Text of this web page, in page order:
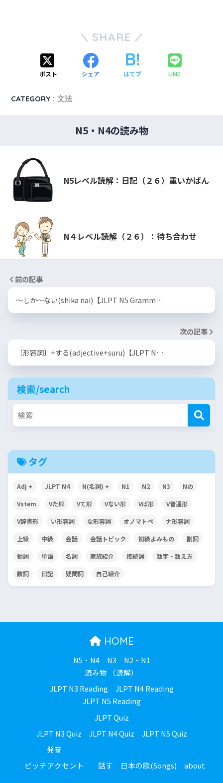
SHARE
ポスト シェア はてブ LINE
CATEGORY : 文法
N5・N4の読み物
N5レベル読解：日記（２６）重いかばん
N４レベル読解（２６）：待ち合わせ
前の記事
～しか～ない(shika nai)【JLPT N5 Gramm…
次の記事
〔形容詞〕+する(adjective+suru)【JLPT N…
検索/search
タグ
Adj + JLPT N4 N(名詞) + N1 N2 N3 Nの
Vstem Vた形 Vて形 Vない形 Vば形 V普通形
V辞書形 い形容詞 な形容詞 オノマトペ ナ形容詞
上級 中級 会話 会話トピック 初級よみもの 副詞
動詞 単語 名詞 家族紹介 接続詞 数字・数え方
数詞 日記 疑問詞 自己紹介
HOME
N5・N4 N3
N2・N1
読み物 （読解）
JLPT N3 Reading
JLPT N4 Reading
JLPT N5 Reading
JLPT Quiz
JLPT N3 Quiz
JLPT N4 Quiz
JLPT N5 Quiz
発音
ピッチアクセント
話す 日本の歌(Songs) about